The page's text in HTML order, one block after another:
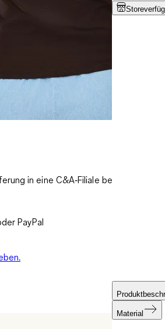
in eine C&A‑Filiale bereits
PayPal
Material